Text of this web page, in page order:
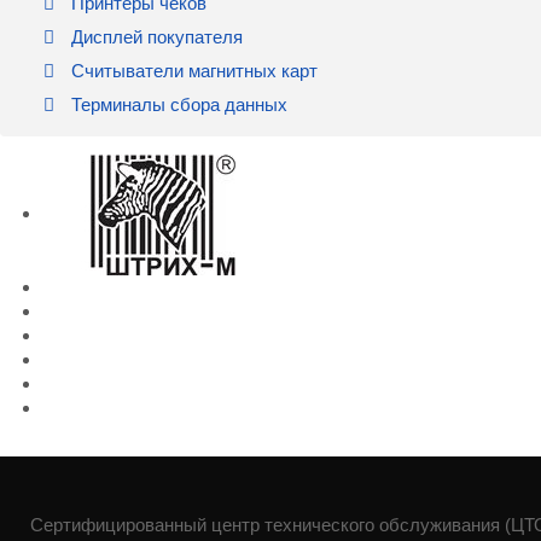
Дисплей покупателя
Считыватели магнитных карт
Терминалы сбора данных
Сертифицированный центр технического обслуживания